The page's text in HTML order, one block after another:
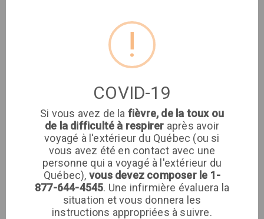
Clinique médicale
imaSanté
!
COVID-19
Si vous avez de la fièvre, de la toux ou
de la difficulté à respirer après avoir
voyagé à l'extérieur du Québec (ou si
vous avez été en contact avec une
personne qui a voyagé à l'extérieur du
Québec), vous devez composer le 1-
877-644-4545. Une infirmière évaluera la
situation et vous donnera les
instructions appropriées à suivre.